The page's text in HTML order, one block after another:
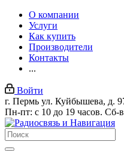
О компании
Услуги
Как купить
Производители
Контакты
...
Войти
г. Пермь ул. Куйбышева, д.
Пн-пт: с 10 до 19 часов. Сб-